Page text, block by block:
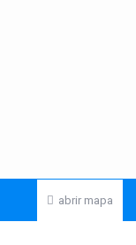
abrir mapa